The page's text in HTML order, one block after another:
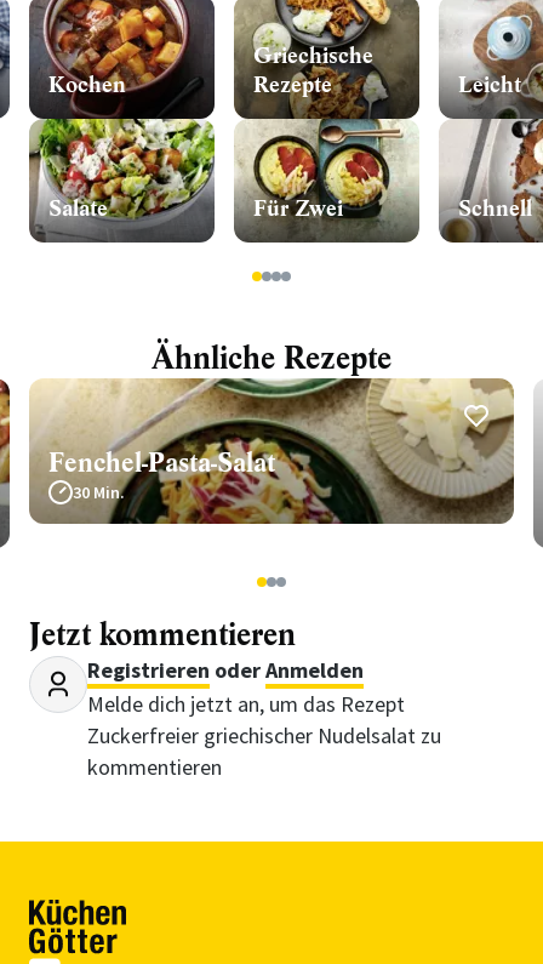
Kochen
Salate
Griechische
Rezepte
Für Zwei
Leicht
Schnell
1234
Ähnliche Rezepte
Fenchel-Pasta-Salat
30 Min.
123
Jetzt kommentieren
Registrieren oderAnmelden
Melde dich jetzt an, um das Rezept
Zuckerfreier griechischer Nudelsalat zu
kommentieren